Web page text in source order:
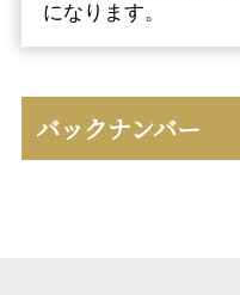
になります。
バックナンバー